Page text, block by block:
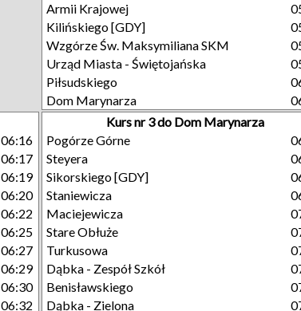
Armii Krajowej
Kilińskiego [GDY]
Wzgórze Św. Maksymiliana SKM
Urząd Miasta - Świętojańska
Piłsudskiego
Dom Marynarza
06:16
06:17
06:19
06:20
06:22
06:25
06:27
06:29
06:30
06:32
Kurs nr 3 do Dom Marynarza
Pogórze Górne
Steyera
Sikorskiego [GDY]
Staniewicza
Maciejewicza
Stare Obłuże
Turkusowa
Dąbka - Zespół Szkół
Benisławskiego
Dąbka - Zielona